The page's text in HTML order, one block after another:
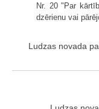
Nr. 20 "Par
dzērienu vai
Ludzas novada